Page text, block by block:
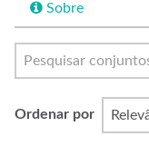
Sobre
Ordenar por